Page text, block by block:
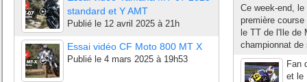
standard et Y AMT
Publié le 12 avril 2025 à 21h
Essai vidéo CF Moto 800 MT X
Publié le 4 mars 2025 à 19h53
Ce week-end,
première
le TT de l'Ile de
championnat
Fan
et le